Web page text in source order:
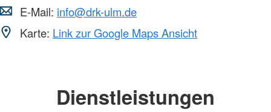
E-Mail: info@drk-ulm.de
Karte: Link zur Google Maps Ansicht
Dienstleistungen